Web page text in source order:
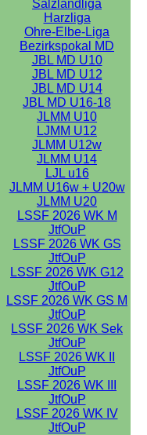
Salzlandliga
Harzliga
Ohre-Elbe-Liga
Bezirkspokal MD
JBL MD U10
JBL MD U12
JBL MD U14
JBL MD U16-18
JLMM U10
LJMM U12
JLMM U12w
JLMM U14
LJL u16
JLMM U16w + U20w
JLMM U20
LSSF 2026 WK M
JtfOuP
LSSF 2026 WK GS
JtfOuP
LSSF 2026 WK G12
JtfOuP
LSSF 2026 WK GS M
JtfOuP
LSSF 2026 WK Sek
JtfOuP
LSSF 2026 WK II
JtfOuP
LSSF 2026 WK III
JtfOuP
LSSF 2026 WK IV
JtfOuP